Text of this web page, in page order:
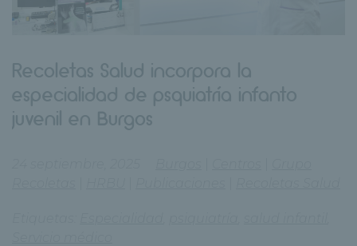
Recoletas Salud incorpora la
especialidad de psquiatría infanto
juvenil en Burgos